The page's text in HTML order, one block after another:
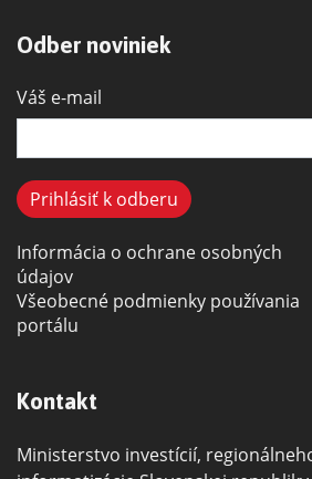
Odber noviniek
Váš e-mail
Informácia o ochrane osobných
údajov
Všeobecné podmienky používania
portálu
Kontakt
Ministerstvo investícií,